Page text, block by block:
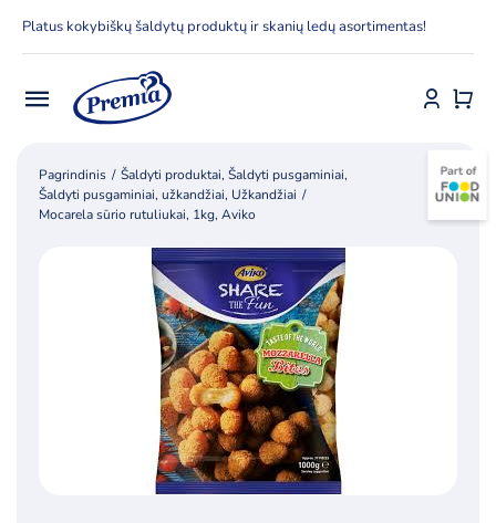
Platus kokybiškų šaldytų produktų ir skanių ledų asortimentas!
Toggle
Navigation
Pradžia
Apie Premia KPC
Pagrindinis Šaldyti produktai Šaldyti pusgaminiai
Šaldyti pusgaminiai, užkandžiai Užkandžiai
Mocarela sūrio rutuliukai, 1kg, Aviko